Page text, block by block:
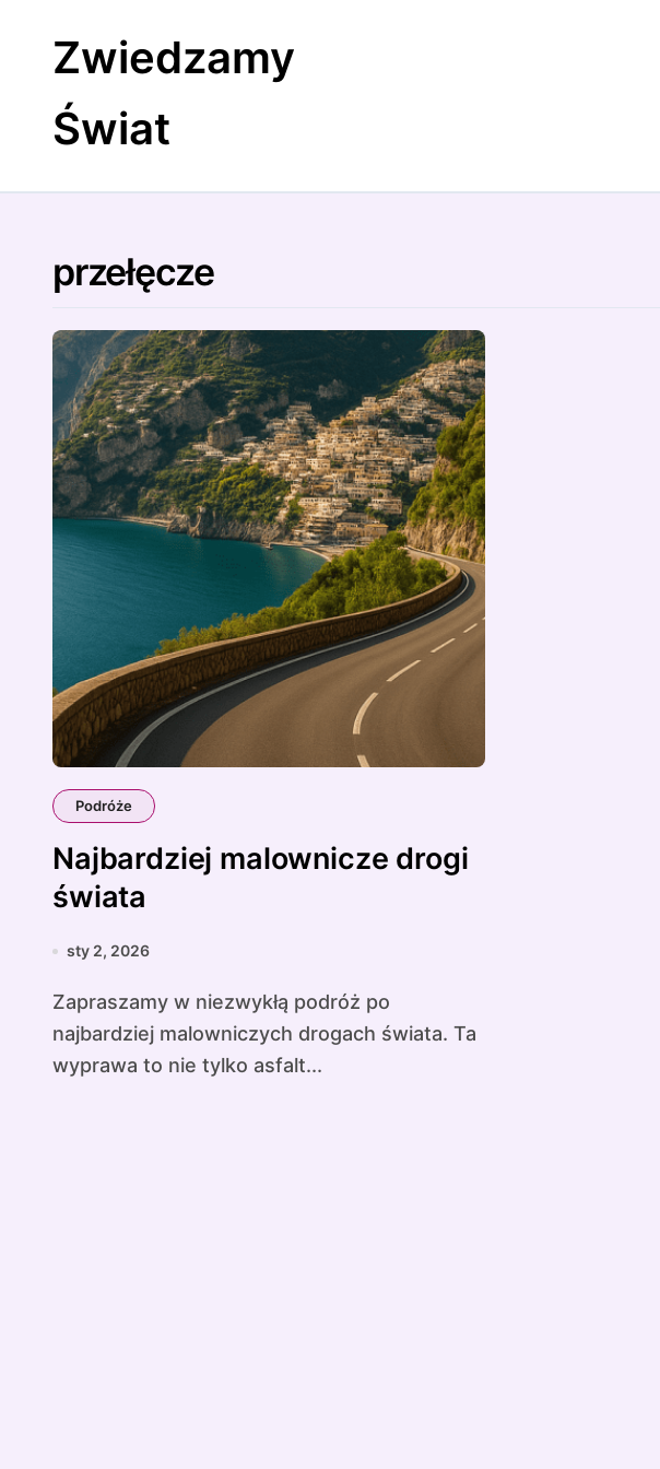
contentZwiedzamy
Świat
przełęcze
Podróże
Najbardziej malownicze drogi
świata
sty 2, 2026
Zapraszamy w niezwykłą podróż po
najbardziej malowniczych drogach świata. Ta
wyprawa to nie tylko asfalt...